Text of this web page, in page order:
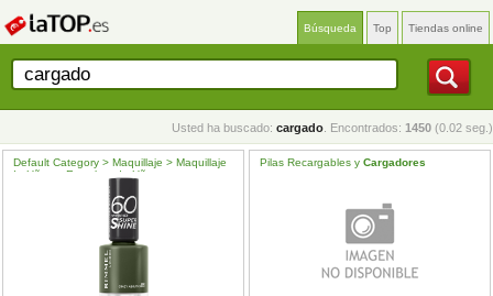
Búsqueda Top Tiendas online
Usted ha buscado: cargado . Encontrados: 1450 (0.02 seg.)
Default Category > Maquillaje > Maquillaje
de Uñas > Esmaltes de Uñas
Pilas Recargables y Cargadores